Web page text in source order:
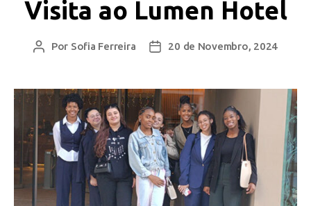
Visita ao Lumen Hotel
Por Sofia Ferreira 20 de Novembro, 2024